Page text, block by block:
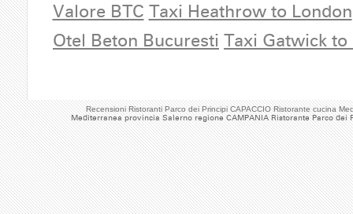
Recensioni Ristoranti Parco dei Principi CAPACCIO Ristorante cucina
Mediterranea provincia Salerno regione CAMPANIA Ristorante Parco dei
Valore BTC Taxi Heathrow to London
Otel Beton Bucuresti Taxi Gatwick to